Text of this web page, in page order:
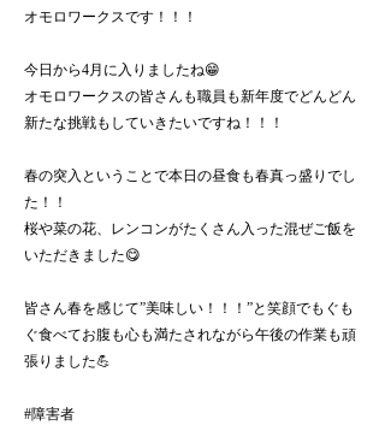
オモロワークスです！！！
今日から4月に入りましたね😁
オモロワークスの皆さんも職員も新年度でどんどん
新たな挑戦もしていきたいですね！！！
春の突入ということで本日の昼食も春真っ盛りでし
た！！
桜や菜の花、レンコンがたくさん入った混ぜご飯を
いただきました😋
皆さん春を感じて”美味しい！！！”と笑顔でもぐも
ぐ食べてお腹も心も満たされながら午後の作業も頑
張りました💪
#障害者